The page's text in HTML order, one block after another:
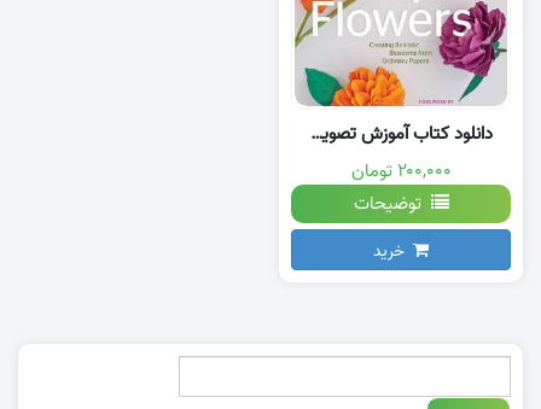
دانلود کتاب آموزش تصویری اوریگامی گل
۲۰۰,۰۰۰ تومان
توضیحات
خرید